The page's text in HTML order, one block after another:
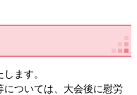
ます。
ついては、大会後に慰労